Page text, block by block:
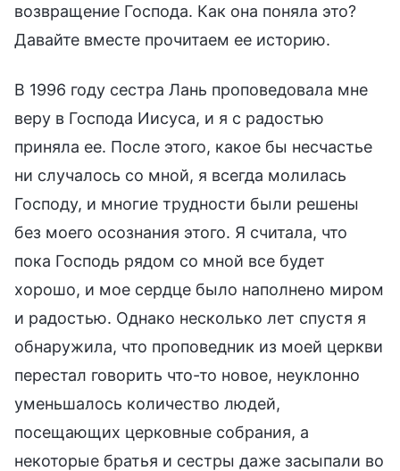
возвращение Господа. Как она поняла это?
Давайте вместе прочитаем ее историю.
В 1996 году сестра Лань проповедовала мне
веру в Господа Иисуса, и я с радостью
приняла ее. После этого, какое бы несчастье
ни случалось со мной, я всегда молилась
Господу, и многие трудности были решены
без моего осознания этого. Я считала, что
пока Господь рядом со мной все будет
хорошо, и мое сердце было наполнено миром
и радостью. Однако несколько лет спустя я
обнаружила, что проповедник из моей церкви
перестал говорить что-то новое, неуклонно
уменьшалось количество людей,
посещающих церковные собрания, а
некоторые братья и сестры даже засыпали во